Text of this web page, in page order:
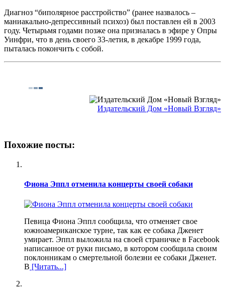
Диагноз “биполярное расстройство” (ранее назвалось –
маниакально-депрессивный психоз) был поставлен ей в 2003
году. Четырьмя годами позже она призналась в эфире у Опры
Уинфри, что в день своего 33-летия, в декабре 1999 года,
пыталась покончить с собой.
Издательский Дом «Новый Взгляд»
Похожие посты:
Фиона Эппл отменила концерты своей собаки
Певица Фиона Эппл сообщила, что отменяет свое
южноамериканское турне, так как ее собака Дженет
умирает. Эппл выложила на своей страничке в Facebook
написанное от руки письмо, в котором сообщила своим
поклонникам о смертельной болезни ее собаки Дженет.
В [Читать...]